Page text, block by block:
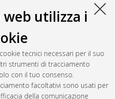
utilizza i
tecnici necessari per il suo
strumenti di tracciamento
con il tuo consenso.
facoltativi sono usati per
della comunicazione